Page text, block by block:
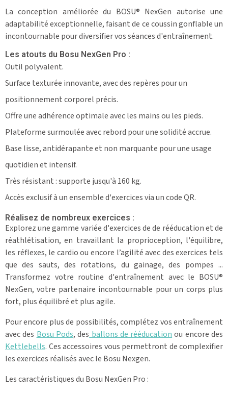
La conception améliorée du BOSU® NexGen autorise une
adaptabilité exceptionnelle, faisant de ce coussin gonflable un
incontournable pour diversifier vos séances d'entraînement.
Les atouts du Bosu NexGen Pro :
Outil polyvalent.
Surface texturée innovante, avec des repères pour un
positionnement corporel précis.
Offre une adhérence optimale avec les mains ou les pieds.
Plateforme surmoulée avec rebord pour une solidité accrue.
Base lisse, antidérapante et non marquante pour une usage
quotidien et intensif.
Très résistant : supporte jusqu'à 160 kg.
Accès exclusif à un ensemble d'exercices via un code QR.
Réalisez de nombreux exercices :
Explorez une gamme variée d'exercices de de rééducation et de
réathlétisation, en travaillant la proprioception, l'équilibre,
les réflexes, le cardio ou encore l’agilité avec des exercices tels
que des sauts, des rotations, du gainage, des pompes ...
Transformez votre routine d'entraînement avec le BOSU®
NexGen, votre partenaire incontournable pour un corps plus
fort, plus équilibré et plus agile.
Pour encore plus de possibilités, complétez vos entraînement
avec des Bosu Pods, des ballons de rééducation ou encore des
Kettlebells. Ces accessoires vous permettront de complexifier
les exercices réalisés avec le Bosu Nexgen.
Les caractéristiques du Bosu NexGen Pro :